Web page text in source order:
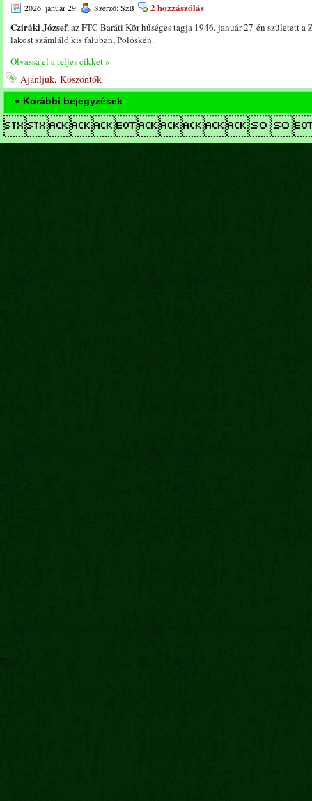
2026. január 29. Szerző: SzB
2 hozzászólás
Cziráki József, az FTC Baráti Kör hűséges tagja 1946. január 27-én született
lakost számláló kis faluban, Pölöskén.
Olvassa el a teljes cikket »
Ajánljuk, Köszöntők
« Korábbi bejegyzések